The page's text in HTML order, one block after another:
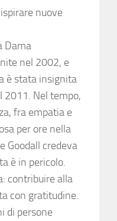
nuove
Dama
nel 2002, e
è stata insignita
2011. Nel tempo,
fra empatia e
per ore nella
Goodall credeva
è in pericolo.
contribuire alla
con gratitudine.
di persone